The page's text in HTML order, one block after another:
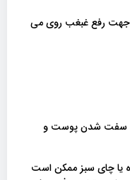
جهت رفع غبغب روی می
سفت شدن پوست و
یا چای سبز ممکن است